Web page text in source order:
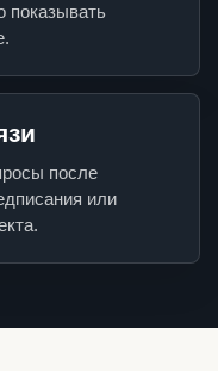
показывать
после
или